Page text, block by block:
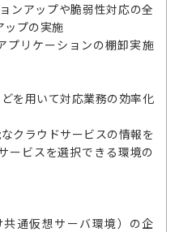
ンアップや脆弱性対応の全
ップの実施
リケーションの棚卸実施
を用いて対応業務の効率化
クラウドサービスの情報を
ービスを選択できる環境の
通仮想サーバ環境）の企